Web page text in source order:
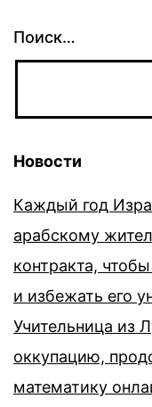
Поиск…
Новости
Каждый год
арабскому
контракта,
и избежать его
Учительница из
оккупацию,
математику